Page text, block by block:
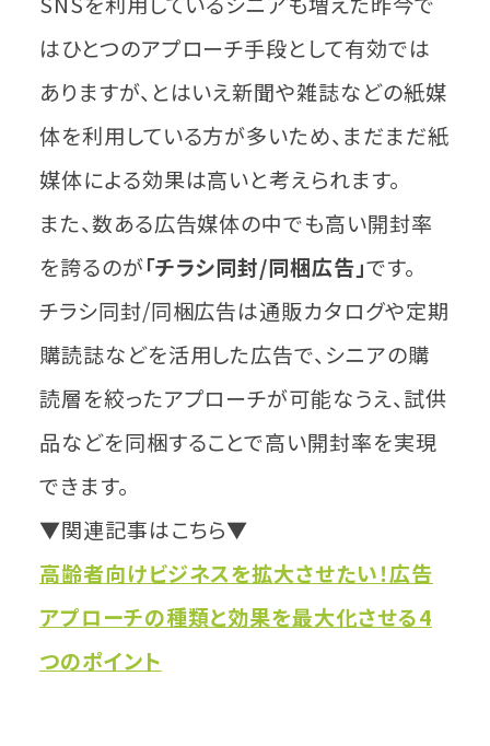
はひとつのアプローチ手段として有効では
ありますが、とはいえ新聞や雑誌などの紙媒
体を利用している方が多いため、まだまだ紙
媒体による効果は高いと考えられます。
また、数ある広告媒体の中でも高い開封率
を誇るのが「チラシ同封/同梱広告」です。
チラシ同封/同梱広告は通販カタログや定期
購読誌などを活用した広告で、シニアの購
読層を絞ったアプローチが可能なうえ、試供
品などを同梱することで高い開封率を実現
できます。
▼関連記事はこちら▼
高齢者向けビジネスを拡大させたい！広告
アプローチの種類と効果を最大化させる4
つのポイント